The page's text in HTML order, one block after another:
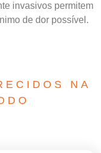
invasivos permitem
de dor possível.
NA